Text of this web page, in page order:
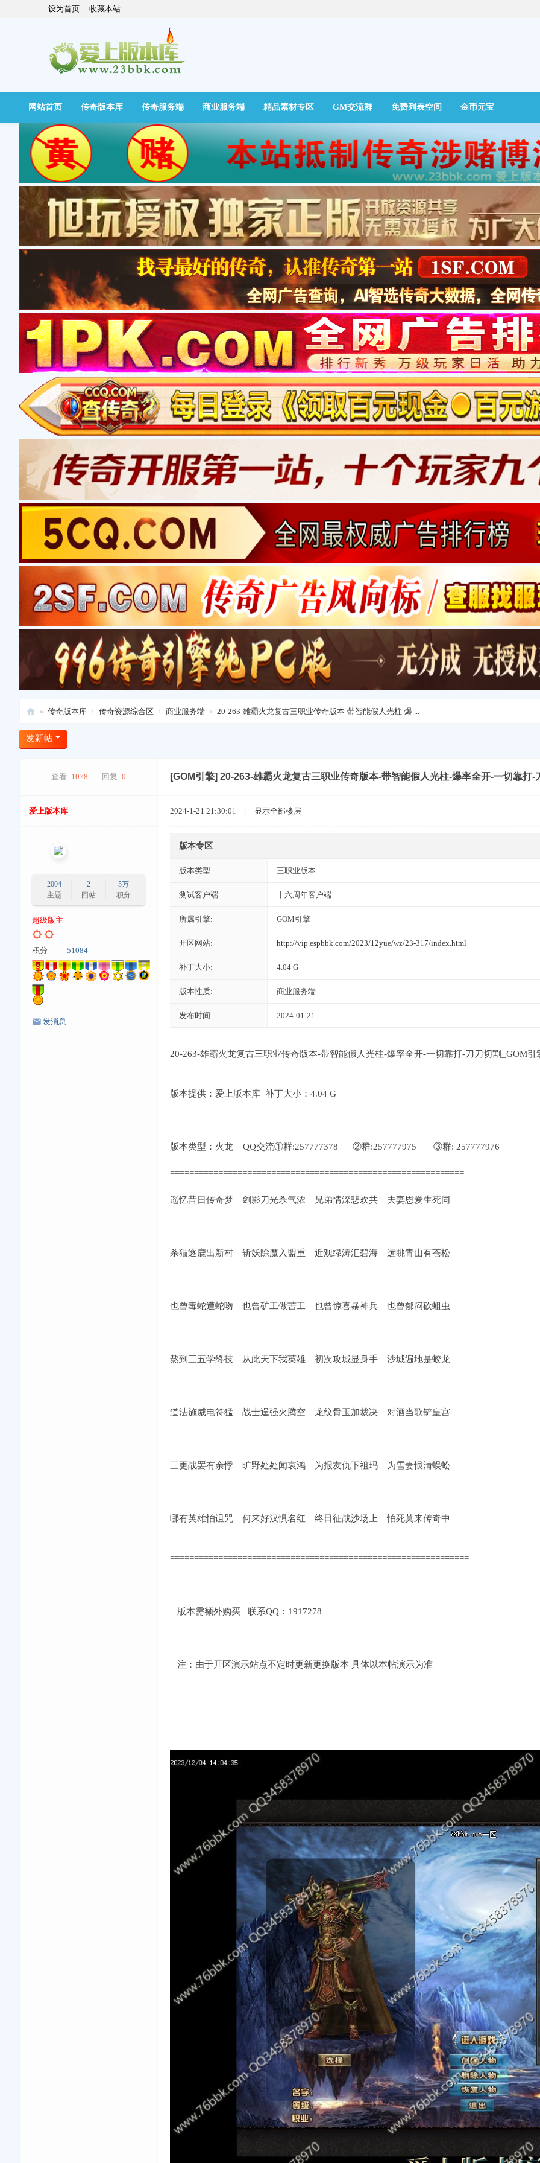
设为首页 收藏本站
快捷导航
网站首页 传奇版本库 传奇服务端 商业服务端 精品素材专区 GM交流群 免费列表空间 金币元宝
爱
上
» 传奇版本库 › 传奇资源综合区 › 商业服务端 › 20-263-雄霸火龙复古三职业传奇版本-带智能假人光柱-爆 ...
发新帖
查看: 1078 回复: 0 [GOM引擎] 20-263-雄霸火龙复古三职业传奇版本-带智能假人光柱-爆率全开-一切靠打-
爱上版本库
2004
主题
2
回帖
5万
积分
超级版主
积分 51084
发消息
2024-1-21 21:30:01 显示全部楼层
版本专区
版本类型: 三职业版本
测试客户端: 十六周年客户端
所属引擎: GOM引擎
开区网站: http://vip.espbbk.com/2023/12yue/wz/23-317/index.html
补丁大小: 4.04 G
版本性质: 商业服务端
发布时间: 2024-01-21
20-263-雄霸火龙复古三职业传奇版本-带智能假人光柱-爆率全开-一切靠打-刀刀切割_GOM引
版本提供：爱上版本库 补丁大小：4.04 G
版本类型：火龙 QQ交流①群:257777378 ②群:257777975 ③群: 257777976
=============================================================
遥忆昔日传奇梦 剑影刀光杀气浓 兄弟情深悲欢共 夫妻恩爱生死同
杀猫逐鹿出新村 斩妖除魔入盟重 近观绿涛汇碧海 远眺青山有苍松
也曾毒蛇遭蛇吻 也曾矿工做苦工 也曾惊喜暴神兵 也曾郁闷砍蛆虫
熬到三五学终技 从此天下我英雄 初次攻城显身手 沙城遍地是蛟龙
道法施威电符猛 战士逞强火腾空 龙纹骨玉加裁决 对酒当歌铲皇宫
三更战罢有余悸 旷野处处闻哀鸿 为报友仇下祖玛 为雪妻恨清蜈蚣
哪有英雄怕诅咒 何来好汉惧名红 终日征战沙场上 怕死莫来传奇中
==============================================================
版本需额外购买 联系QQ：1917278
注：由于开区演示站点不定时更新更换版本 具体以本帖演示为准
==============================================================